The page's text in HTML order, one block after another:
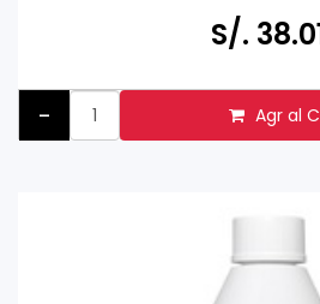
S/.
- Agr al